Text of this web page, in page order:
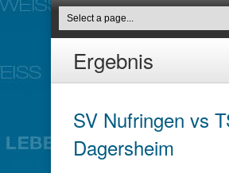
Ergebnis
SV Nufringen vs
Dagersheim